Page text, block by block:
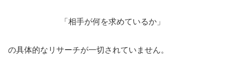
「相手が何を求めているか」
の具体的なリサーチが一切されていません。